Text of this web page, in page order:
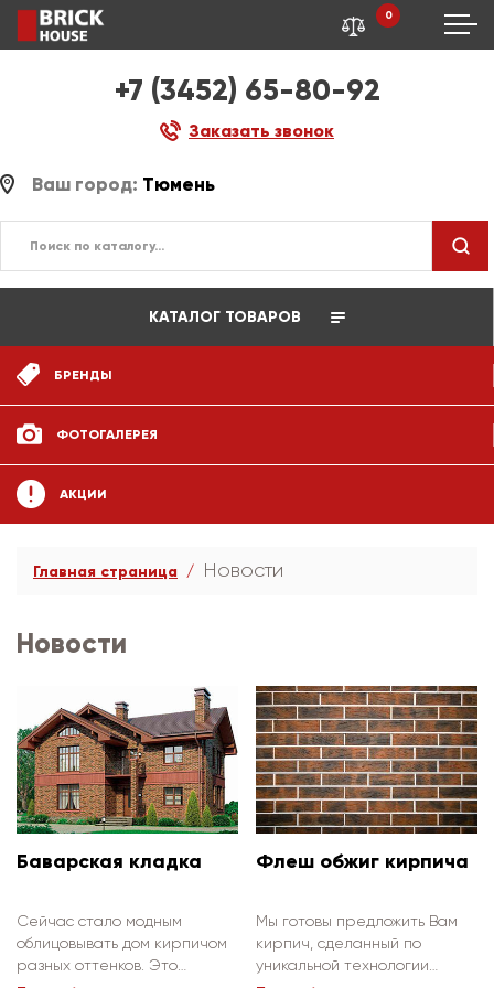
+7 (3452) 65-80-92
Заказать звонок
0
Ваш город: Тюмень
КАТАЛОГ ТОВАРОВ
БРЕНДЫ
ФОТОГАЛЕРЕЯ
АКЦИИ
Главная страница Новости
Новости
Баварская кладка
Сейчас стало модным
облицовывать дом кирпичом
разных оттенков. Это
Флеш обжиг кирпича
Мы готовы предложить Вам
кирпич, сделанный по
уникальной технологии